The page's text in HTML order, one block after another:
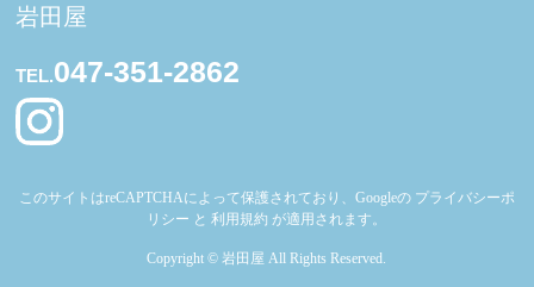
岩田屋
TEL.047-351-2862
このサイトはreCAPTCHAによって保護されており、Googleの プライバシーポ
リシー と利用規約 が適用されます。
Copyright ©岩田屋 All Rights Reserved.